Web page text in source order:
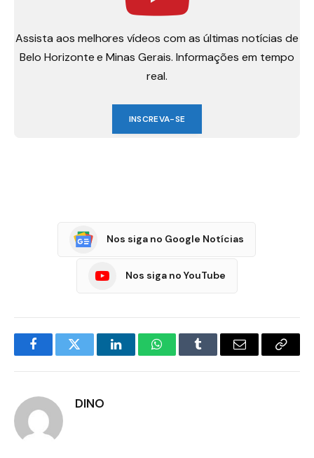
Assista aos melhores vídeos com as últimas notícias de
Belo Horizonte e Minas Gerais. Informações em tempo
real.
INSCREVA-SE
Nos siga no Google Notícias
Nos siga no YouTube
FacebookTwitter LinkedInWhatsAppTumblr E-
Copiar
DINO